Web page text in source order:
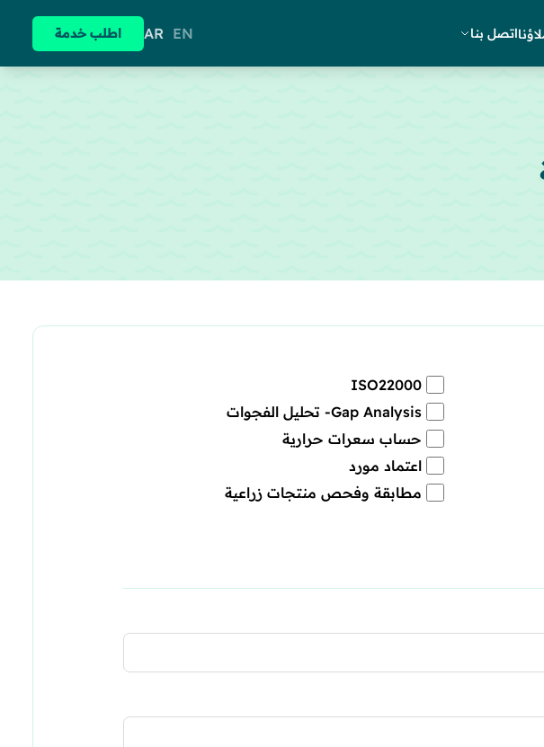
اتصل بنا AR EN اطلب خدمة
ISO22000
Gap Analysis- تحليل الفجوات
حساب سعرات حرارية
اعتماد مورد
مطابقة وفحص منتجات زراعية